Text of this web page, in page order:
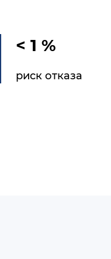
< 1 %
риск отказа